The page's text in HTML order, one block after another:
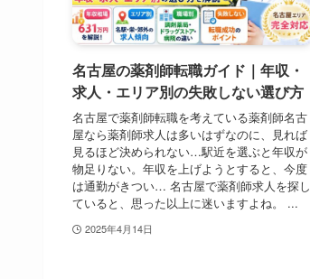
名古屋の薬剤師転職ガイド｜年収・
求人・エリア別の失敗しない選び方
名古屋で薬剤師転職を考えている薬剤師名古
屋なら薬剤師求人は多いはずなのに、見れば
見るほど決められない…駅近を選ぶと年収が
物足りない。年収を上げようとすると、今度
は通勤がきつい… 名古屋で薬剤師求人を探し
ていると、思った以上に迷いますよね。 ...
2025年4月14日